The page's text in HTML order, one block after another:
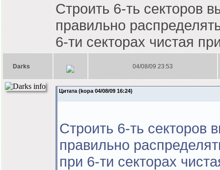
Строить 6-ть секторов
правильно
6-ти секторах чистая
Darks 04/08/09 23:53
Цитата (kopa 04/08/09 16:24)
Строить 6-ть секторов
правильно
при 6-ти секторах